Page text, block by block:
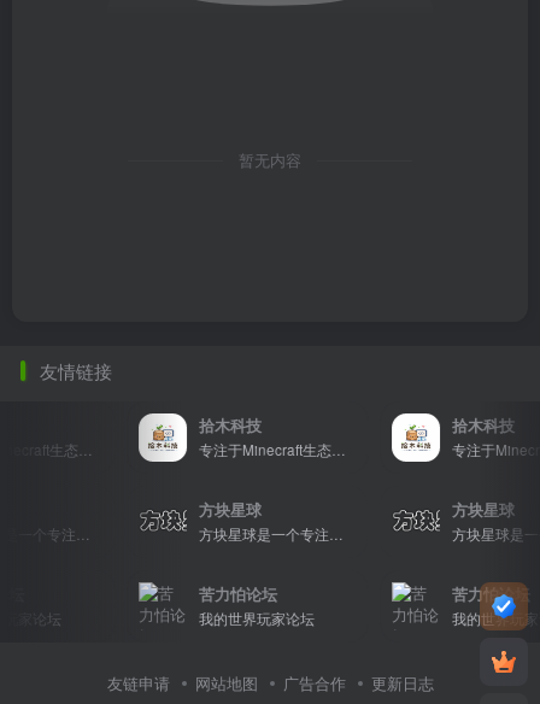
暂无内容
友情链接
专注于Minecraft生态建设
拾木科技
专注于Minecraft生态建设
拾木科技
方块星球是一个专注于我的世界的中文论坛，提供丰富的资源分享、玩家交流和创意展示，包括地图、皮肤、数据包等内容，打造Minecraft玩家的专属社区乐园！
方块星球
方块星球是一个专注于我的世界的中文论坛，提供丰富的资源分享、玩家交流和创意展示，包括地图、皮肤、数据包等内容，打造Minecraft玩家的专属社区乐园！
方块星球
家论坛
苦力怕论坛
我的世界玩家论坛
苦力怕论坛
我的世界玩家
友链申请 网站地图 广告合作 更新日志